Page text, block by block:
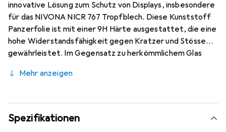
innovative Lösung zum Schutz von Displays, insbesondere
für das NIVONA NICR 767 Tropfblech. Diese Kunststoff
Panzerfolie ist mit einer 9H Härte ausgestattet, die eine
hohe Widerstandsfähigkeit gegen Kratzer und Stösse
gewährleistet. Im Gegensatz zu herkömmlichem Glas
sicheren Wahl für den täglichen Gebrauch macht. Mit
unsichtbar und sorgt für eine kristallklare Sicht. Die
oleophobische Anti-Fingerprint-Beschichtung reduziert
Fingerabdrücke und erleichtert die Reinigung. Zudem
Mehr anzeigen
Spezifikationen